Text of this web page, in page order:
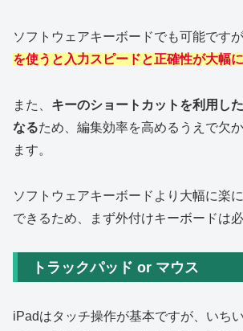
ソフトウェアキーボードでも可能ですが
を使うと入力スピードと正確性が大幅
また、 キーのショートカットを利用し
なるため、編集効率を高めるうえで欠
ます。
ソフトウェアキーボードより大幅に楽
できるため、まず外付けキーボードは必
トラックパッド or マウス
iPadはタッチ操作が基本ですが、いち